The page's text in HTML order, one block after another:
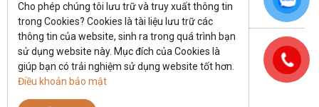
Theo dõi tôi trên:
All rights reserved.
Cho phép chúng tôi lưu trữ và truy xuất thông tin
trong Cookies? Cookies là tài liệu lưu trữ các
thông tin của website, sinh ra trong quá trình bạn
sử dụng website này. Mục đích của Cookies là
Điều khoản bảo mật